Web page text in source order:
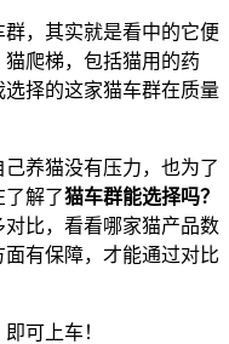
，其实就是看中的它便
爬梯，包括猫用的药
择的这家猫车群在质量
养猫没有压力，也为了
解了猫车群能选择吗？
比，看看哪家猫产品数
有保障，才能通过对比
可上车！